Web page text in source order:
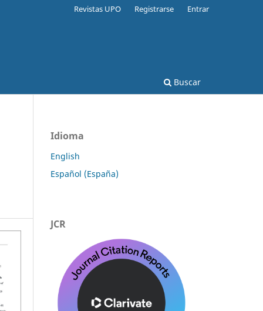
Buscar
Revistas UPO Registrarse Entrar
Idioma
English
Español (España)
JCR